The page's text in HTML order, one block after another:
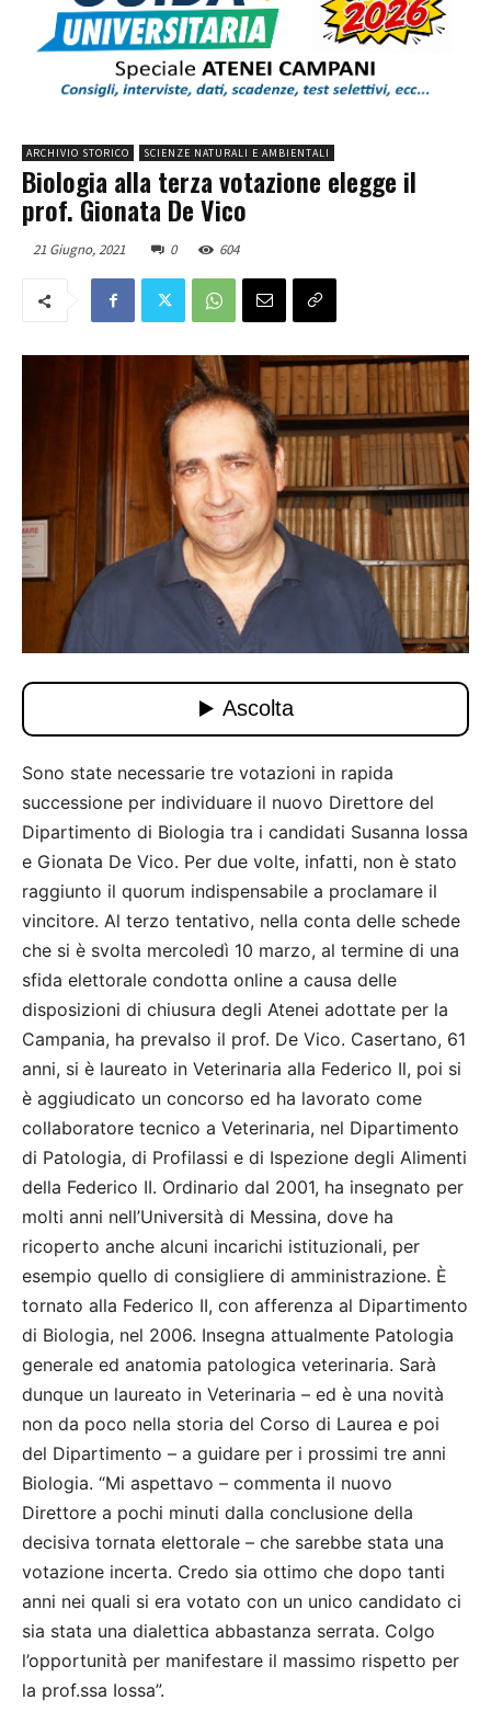
ARCHIVIO STORICO SCIENZE NATURALI E AMBIENTALI
Biologia alla terza votazione elegge il
prof. Gionata De Vico
21 Giugno, 2021 0 604
Sono state necessarie tre votazioni in rapida
successione per individuare il nuovo Direttore del
Dipartimento di Biologia tra i candidati Susanna Iossa
e Gionata De Vico. Per due volte, infatti, non è stato
raggiunto il quorum indispensabile a proclamare il
vincitore. Al terzo tentativo, nella conta delle schede
che si è svolta mercoledì 10 marzo, al termine di una
sfida elettorale condotta online a causa delle
disposizioni di chiusura degli Atenei adottate per la
Campania, ha prevalso il prof. De Vico. Casertano, 61
anni, si è laureato in Veterinaria alla Federico Il, poi si
è aggiudicato un concorso ed ha lavorato come
collaboratore tecnico a Veterinaria, nel Dipartimento
di Patologia, di Profilassi e di Ispezione degli Alimenti
della Federico II. Ordinario dal 2001, ha insegnato per
molti anni nell’Università di Messina, dove ha
ricoperto anche alcuni incarichi istituzionali, per
esempio quello di consigliere di amministrazione. È
tornato alla Federico II, con afferenza al Dipartimento
di Biologia, nel 2006. Insegna attualmente Patologia
generale ed anatomia patologica veterinaria. Sarà
dunque un laureato in Veterinaria – ed è una novità
non da poco nella storia del Corso di Laurea e poi
del Dipartimento – a guidare per i prossimi tre anni
Biologia. “Mi aspettavo – commenta il nuovo
Direttore a pochi minuti dalla conclusione della
decisiva tornata elettorale – che sarebbe stata una
votazione incerta. Credo sia ottimo che dopo tanti
anni nei quali si era votato con un unico candidato ci
sia stata una dialettica abbastanza serrata. Colgo
l’opportunità per manifestare il massimo rispetto per
la prof.ssa Iossa”.